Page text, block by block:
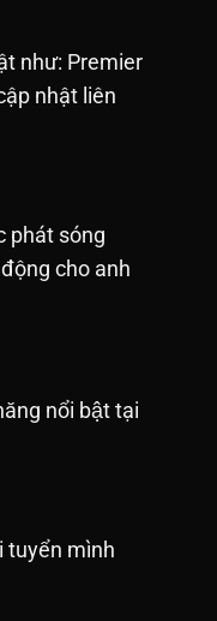
như: Premier
nhật liên
phát sóng
cho anh
nổi bật tại
tuyển mình